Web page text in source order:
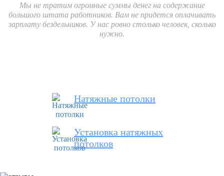
Мы не тратим огромные суммы денег на содержание
большого штата работников. Вам не придется оплачивать
зарплату бездельников. У нас ровно столько человек, сколько
нужно.
Натяжные потолки
Установка натяжных
потолков